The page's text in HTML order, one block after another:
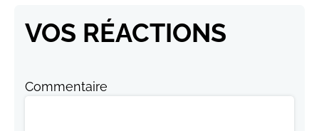
VOS RÉACTIONS
Commentaire